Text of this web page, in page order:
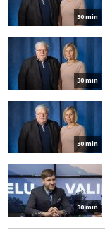
30 min
30 min
30 min
30 min